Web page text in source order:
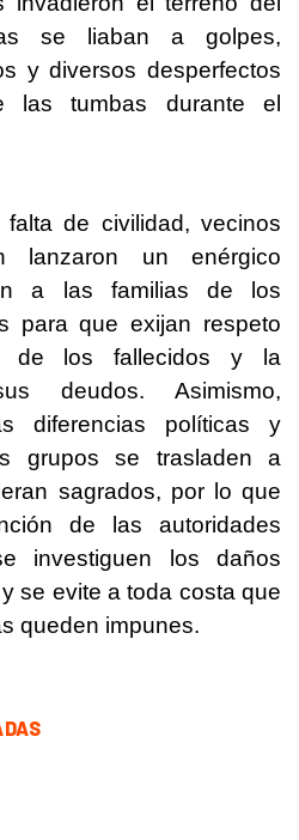
se liaban a golpes,
y diversos desperfectos
las tumbas durante el
de civilidad, vecinos
lanzaron un enérgico
a las familias de los
para que exijan respeto
de los fallecidos y la
deudos. Asimismo,
diferencias políticas y
grupos se trasladen a
sagrados, por lo que
de las autoridades
investiguen los daños
se evite a toda costa que
queden impunes.